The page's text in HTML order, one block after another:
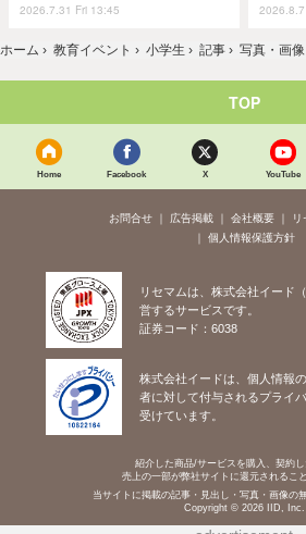
2026.7.31 Fri 13:45
ホーム › 教育イベント › 小学生 › 記事 › 写真・画像
TOP
Home Facebook X YouTube
お問合せ 広告掲載 会社概要
個人情報保護方針
リセマムは、株式会社イード
営するサービスです。
証券コード：6038
株式会社イードは、個人情報
者に対して付与されるプライ
受けています。
紹介した商品/サービスを購入、契約し
売上の一部が弊社サイトに還元されるこ
当サイトに掲載の記事・見出し・写真・画像の
Copyright © 2026 IID, Inc.